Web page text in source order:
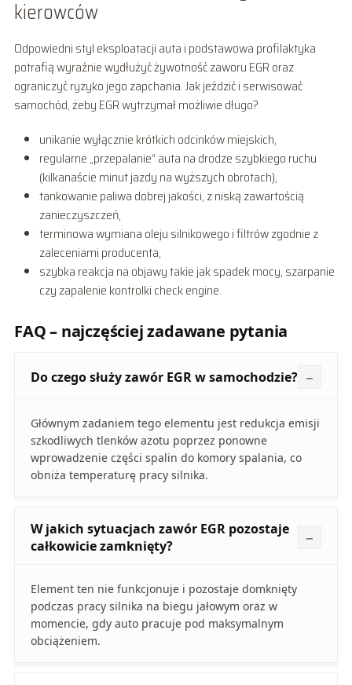
kierowców
Odpowiedni styl eksploatacji auta i podstawowa profilaktyka
potrafią wyraźnie wydłużyć żywotność zaworu EGR oraz
ograniczyć ryzyko jego zapchania. Jak jeździć i serwisować
samochód, żeby EGR wytrzymał możliwie długo?
unikanie wyłącznie krótkich odcinków miejskich,
regularne „przepalanie” auta na drodze szybkiego ruchu
(kilkanaście minut jazdy na wyższych obrotach),
tankowanie paliwa dobrej jakości, z niską zawartością
zanieczyszczeń,
terminowa wymiana oleju silnikowego i filtrów zgodnie z
zaleceniami producenta,
szybka reakcja na objawy takie jak spadek mocy, szarpanie
czy zapalenie kontrolki check engine.
FAQ – najczęściej zadawane pytania
Do czego służy zawór EGR w samochodzie?
Głównym zadaniem tego elementu jest redukcja emisji
szkodliwych tlenków azotu poprzez ponowne
wprowadzenie części spalin do komory spalania, co
obniża temperaturę pracy silnika.
W jakich sytuacjach zawór EGR pozostaje
całkowicie zamknięty?
Element ten nie funkcjonuje i pozostaje domknięty
podczas pracy silnika na biegu jałowym oraz w
momencie, gdy auto pracuje pod maksymalnym
obciążeniem.